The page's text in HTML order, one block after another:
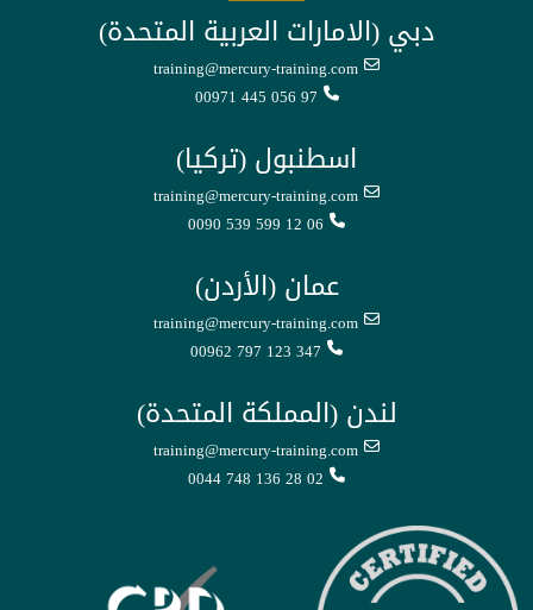
دبي (الامارات العربية المتحدة)
training@mercury-training.com
00971 445 056 97
اسطنبول (تركيا)
training@mercury-training.com
0090 539 599 12 06
عمان (الأردن)
training@mercury-training.com
00962 797 123 347
لندن (المملكة المتحدة)
training@mercury-training.com
0044 748 136 28 02